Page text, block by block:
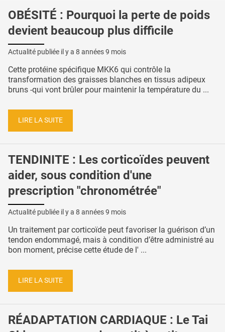
OBÉSITÉ : Pourquoi la perte de poids
devient beaucoup plus difficile
Actualité publiée il y a 8 années 9 mois
Cette protéine spécifique MKK6 qui contrôle la
transformation des graisses blanches en tissus adipeux
bruns -qui vont brûler pour maintenir la température du ...
LIRE LA SUITE
TENDINITE : Les corticoïdes peuvent
aider, sous condition d'une
prescription "chronométrée"
Actualité publiée il y a 8 années 9 mois
Un traitement par corticoïde peut favoriser la guérison d’un
tendon endommagé, mais à condition d’être administré au
bon moment, précise cette étude de l' ...
LIRE LA SUITE
RÉADAPTATION CARDIAQUE : Le Tai